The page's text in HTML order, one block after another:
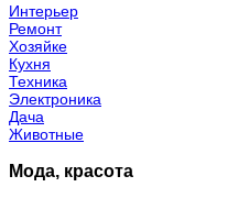
Интерьер
Ремонт
Хозяйке
Кухня
Техника
Электроника
Дача
Животные
Мода, красота